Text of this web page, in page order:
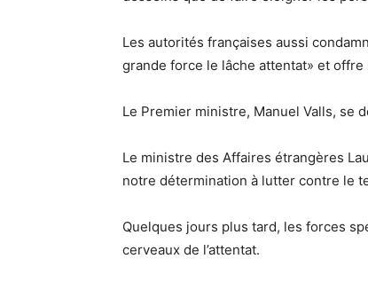
Les autorités françaises aussi
grande force le lâche attentat» et offre
Le Premier ministre, Manuel Valls, se
Le ministre des Affaires étrangères
notre détermination à lutter contre le
Quelques jours plus tard, les forces
cerveaux de l’attentat.